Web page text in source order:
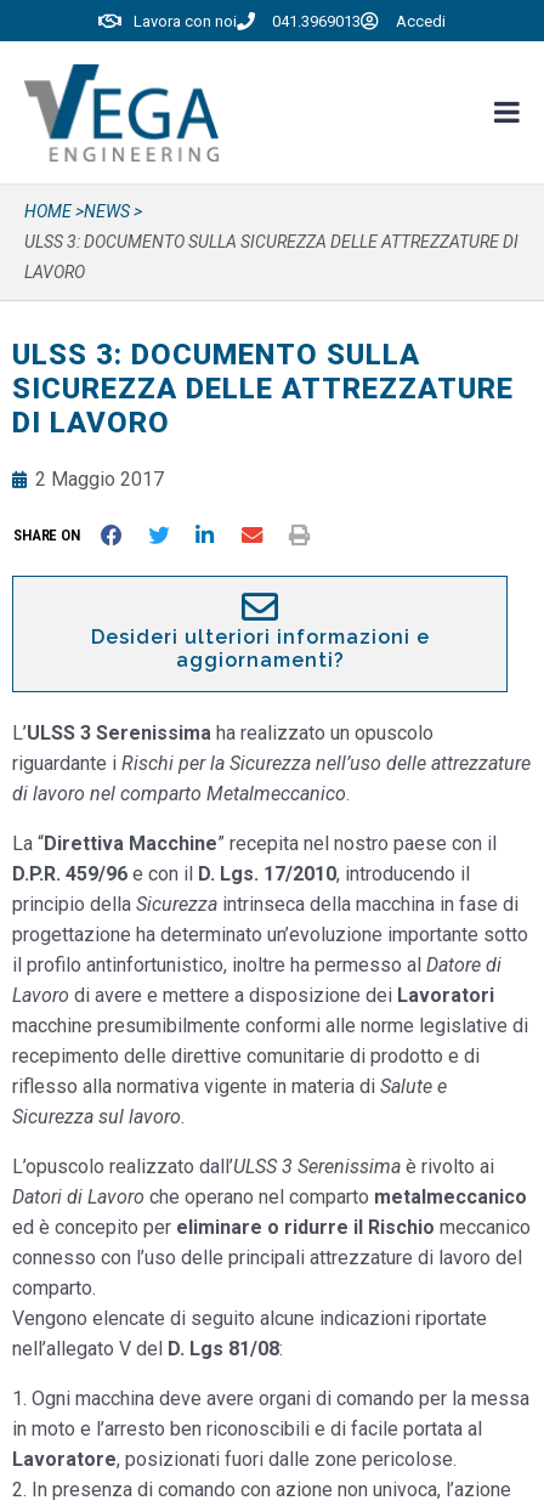
Lavora con noi 041.3969013 Accedi
HOME >NEWS >
ULSS 3: DOCUMENTO SULLA SICUREZZA DELLE ATTREZZATURE DI
LAVORO
ULSS 3: DOCUMENTO SULLA
SICUREZZA DELLE ATTREZZATURE
DI LAVORO
2 Maggio 2017
SHARE ON
Desideri ulteriori informazioni e
aggiornamenti?
L’ULSS 3 Serenissima ha realizzato un opuscolo
riguardante i Rischi per la Sicurezza nell’uso delle attrezzature
di lavoro nel comparto Metalmeccanico.
La “Direttiva Macchine” recepita nel nostro paese con il
D.P.R. 459/96 e con il D. Lgs. 17/2010, introducendo il
principio della Sicurezza intrinseca della macchina in fase di
progettazione ha determinato un’evoluzione importante sotto
il profilo antinfortunistico, inoltre ha permesso al Datore di
Lavoro di avere e mettere a disposizione dei Lavoratori
macchine presumibilmente conformi alle norme legislative di
recepimento delle direttive comunitarie di prodotto e di
riflesso alla normativa vigente in materia di Salute e
Sicurezza sul lavoro.
L’opuscolo realizzato dall’ULSS 3 Serenissima è rivolto ai
Datori di Lavoro che operano nel comparto metalmeccanico
ed è concepito per eliminare o ridurre il Rischio meccanico
connesso con l’uso delle principali attrezzature di lavoro del
comparto.
Vengono elencate di seguito alcune indicazioni riportate
nell’allegato V del D. Lgs 81/08:
1. Ogni macchina deve avere organi di comando per la messa
in moto e l’arresto ben riconoscibili e di facile portata al
Lavoratore, posizionati fuori dalle zone pericolose.
2. In presenza di comando con azione non univoca, l’azione